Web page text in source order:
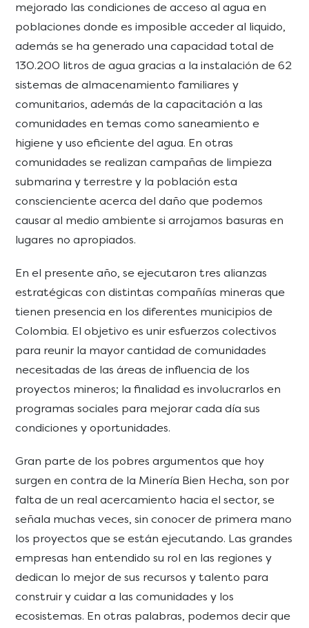
mejorado las condiciones de acceso al agua en
poblaciones donde es imposible acceder al liquido,
además se ha generado una capacidad total de
130.200 litros de agua gracias a la instalación de 62
sistemas de almacenamiento familiares y
comunitarios, además de la capacitación a las
comunidades en temas como saneamiento e
higiene y uso eficiente del agua. En otras
comunidades se realizan campañas de limpieza
submarina y terrestre y la población esta
conscienciente acerca del daño que podemos
causar al medio ambiente si arrojamos basuras en
lugares no apropiados.
En el presente año, se ejecutaron tres alianzas
estratégicas con distintas compañías mineras que
tienen presencia en los diferentes municipios de
Colombia. El objetivo es unir esfuerzos colectivos
para reunir la mayor cantidad de comunidades
necesitadas de las áreas de influencia de los
proyectos mineros; la finalidad es involucrarlos en
programas sociales para mejorar cada día sus
condiciones y oportunidades.
Gran parte de los pobres argumentos que hoy
surgen en contra de la Minería Bien Hecha, son por
falta de un real acercamiento hacia el sector, se
señala muchas veces, sin conocer de primera mano
los proyectos que se están ejecutando. Las grandes
empresas han entendido su rol en las regiones y
dedican lo mejor de sus recursos y talento para
construir y cuidar a las comunidades y los
ecosistemas. En otras palabras, podemos decir que